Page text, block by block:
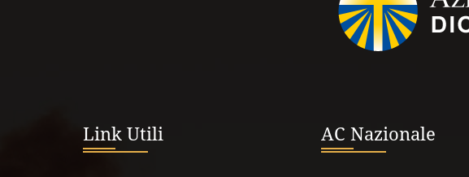
Link Utili AC Nazionale